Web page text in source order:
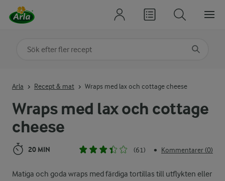
Wraps med lax och cottage
cheese
20 MIN (61) • Kommentarer (0)
Matiga och goda wraps med färdiga tortillas till utflykten eller
Arla Recept & mat Wraps med lax och cottage cheese
Sök på kategori eller ingrediens